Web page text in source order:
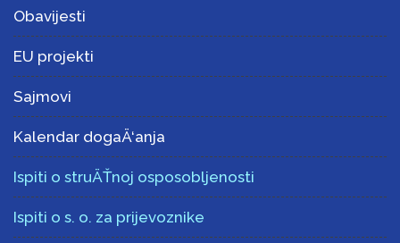
Obavijesti
EU projekti
Sajmovi
Kalendar dogaÄ‘anja
Ispiti o struÄŤnoj osposobljenosti
Ispiti o s. o. za prijevoznike